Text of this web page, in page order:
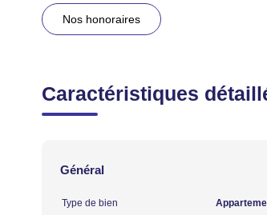
Nos honoraires
Caractéristiques
Général
Type de bien